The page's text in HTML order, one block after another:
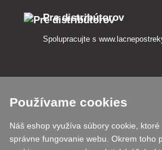
Pre distribútorov
Spolupracujte s
Vždy vám odborne poradíme
Reklamácie vybavujeme do 24 h
Používame cookies
Náš eshop využíva súbory cookie,
správne fungovanie webu. Okrem toho